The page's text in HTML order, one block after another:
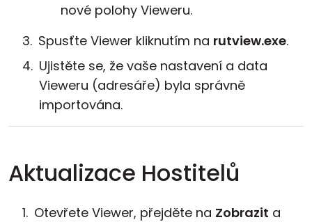
nové polohy Vieweru.
Spusťte Viewer kliknutím na rutview.exe.
Ujistěte se, že vaše nastavení a data
Vieweru (adresáře) byla správně
importována.
Aktualizace Hostitelů
Otevřete Viewer, přejděte na Zobrazit a